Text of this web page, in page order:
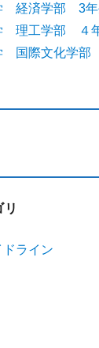
経済学部 3
理工学部 ４
国際文化学
ライン